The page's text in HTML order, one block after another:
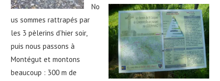
No
us sommes rattrapés par
les 3 pèlerins d’hier soir,
puis nous passons à
Montégut et montons
beaucoup : 300 m de